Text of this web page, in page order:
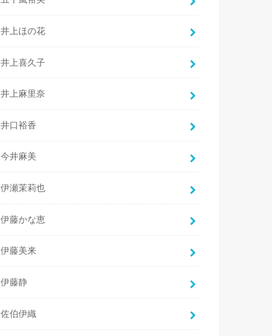
井上ほの花
井上喜久子
井上麻里奈
井口裕香
今井麻美
伊瀬茉莉也
伊藤かな恵
伊藤美来
伊藤静
佐伯伊織